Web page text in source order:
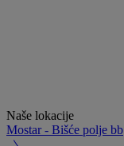
Naše lokacije
Mostar - Bišće polje bb